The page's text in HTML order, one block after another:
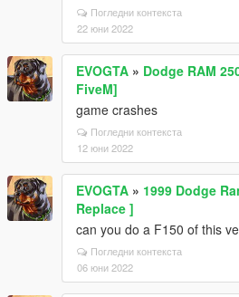
Погледни контекста
22 юни 2022
EVOGTA » Dodge RAM
FiveM]
game crashes
Погледни контекста
12 юни 2022
EVOGTA » 1999 Dodge
Replace ]
can you do a F150 of this
Погледни контекста
06 юни 2022